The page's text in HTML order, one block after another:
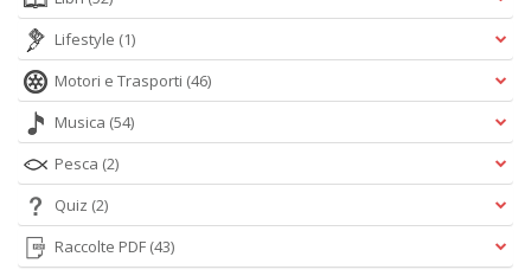
Lifestyle (1)
Motori e Trasporti (46)
Musica (54)
Pesca (2)
Quiz (2)
Raccolte PDF (43)